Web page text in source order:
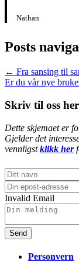
Nathan
Posts
← Fra sansing til
Er du vår nye
Skriv til oss her
Dette skjemaet er
Gjelder det
vennligstklikk her
Invalid Email
Send
Personvern